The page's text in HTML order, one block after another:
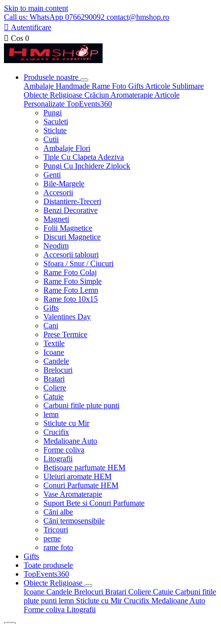
Skip to main content
Call us: WhatsApp 0766290092 contact@hmshop.ro
 Autentificare
 Cos 0
Produsele noastre
Ambalaje Handmade Rame Foto Gifts Articole Sublimare
Obiecte Religioase Crăciun Aromaterapie Articole
Personalizate TopEvents360
Pungi
Saculeti
Sticlute
Cutii
Ambalaje Flori
Tiple Cu Clapeta Adeziva
Pungi Cu Inchidere Ziplock
Genti
Bile-Margele
Accesorii
Distantiere-Treceri
Benzi Decorative
Magneti
Folii Magnetice
Discuri Magnetice
Neodim
Accesorii tablouri
Sfoara / Snur / Ciucuri
Rame Foto Colaj
Rame Foto Simple
Rame Foto Lemn
Rame foto 10x15
Gifts
Valentines Day
Cani
Prese Termice
Textile
Icoane
Candele
Brelocuri
Bratari
Coliere
Catuie
Carbuni fitile plute punti
lemn
Sticlute cu Mir
Crucifix
Medalioane Auto
Forme coliva
Litografii
Betisoare parfumate HEM
Uleiuri aromate HEM
Conuri Parfumate HEM
Vase Aromaterapie
Suport Bete si Conuri Parfumate
Căni albe
Căni termosensibile
Tricouri
perne
rame foto
Gifts
Toate produsele
TopEvents360
Obiecte Religioase
Icoane Candele Brelocuri Bratari Coliere Catuie Carbuni fitile
plute punti lemn Sticlute cu MirCrucifix Medalioane Auto
Forme coliva Litografii